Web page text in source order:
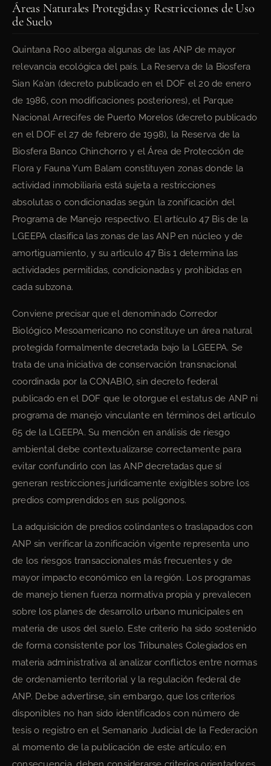
Áreas Naturales Protegidas y Restricciones de Uso
de Suelo
Quintana Roo alberga algunas de las ANP de mayor
relevancia ecológica del país. La Reserva de la Biosfera
Sian Ka’an (decreto publicado en el DOF el 20 de enero
de 1986, con modificaciones posteriores), el Parque
Nacional Arrecifes de Puerto Morelos (decreto publicado
en el DOF el 27 de febrero de 1998), la Reserva de la
Biosfera Banco Chinchorro y el Área de Protección de
Flora y Fauna Yum Balam constituyen zonas donde la
actividad inmobiliaria está sujeta a restricciones
absolutas o condicionadas según la zonificación del
Programa de Manejo respectivo. El artículo 47 Bis de la
LGEEPA clasifica las zonas de las ANP en núcleo y de
amortiguamiento, y su artículo 47 Bis 1 determina las
actividades permitidas, condicionadas y prohibidas en
cada subzona.
Conviene precisar que el denominado Corredor
Biológico Mesoamericano no constituye un área natural
protegida formalmente decretada bajo la LGEEPA. Se
trata de una iniciativa de conservación transnacional
coordinada por la CONABIO, sin decreto federal
publicado en el DOF que le otorgue el estatus de ANP ni
programa de manejo vinculante en términos del artículo
65 de la LGEEPA. Su mención en análisis de riesgo
ambiental debe contextualizarse correctamente para
evitar confundirlo con las ANP decretadas que sí
generan restricciones jurídicamente exigibles sobre los
predios comprendidos en sus polígonos.
La adquisición de predios colindantes o traslapados con
ANP sin verificar la zonificación vigente representa uno
de los riesgos transaccionales más frecuentes y de
mayor impacto económico en la región. Los programas
de manejo tienen fuerza normativa propia y prevalecen
sobre los planes de desarrollo urbano municipales en
materia de usos del suelo. Este criterio ha sido sostenido
de forma consistente por los Tribunales Colegiados en
materia administrativa al analizar conflictos entre normas
de ordenamiento territorial y la regulación federal de
ANP. Debe advertirse, sin embargo, que los criterios
disponibles no han sido identificados con número de
tesis o registro en el Semanario Judicial de la Federación
al momento de la publicación de este artículo; en